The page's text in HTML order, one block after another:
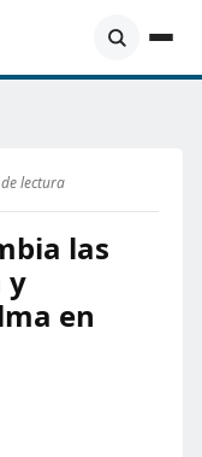
lectura
las
y
en